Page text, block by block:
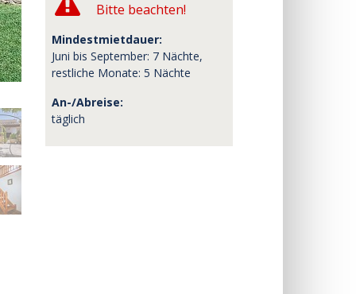
Bitte beachten!
Mindestmietdauer:
Juni bis September: 7 Nächte,
restliche Monate: 5 Nächte
An-/Abreise:
täglich